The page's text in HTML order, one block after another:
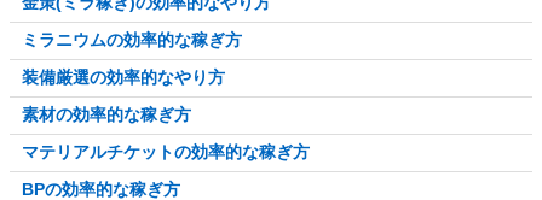
ミラニウムの効率的な稼ぎ方
装備厳選の効率的なやり方
素材の効率的な稼ぎ方
マテリアルチケットの効率的な稼ぎ方
BPの効率的な稼ぎ方